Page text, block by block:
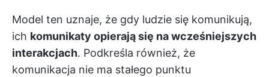
Model ten uznaje, że gdy ludzie się komunikują,
ich komunikaty opierają się na wcześniejszych
interakcjach. Podkreśla również, że
komunikacja nie ma stałego punktu